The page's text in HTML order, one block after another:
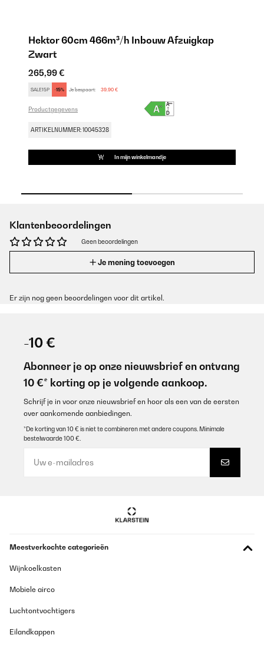
Hektor 60cm 466m³/h Inbouw Afzuigkap
Zwart
265,99 €
SALE15P -15% Je bespaart: 39,90 €
Productgegevens
ARTIKELNUMMER: 10045328
In mijn winkelmandje
Klantenbeoordelingen
Geen beoordelingen
Je mening toevoegen
Er zijn nog geen beoordelingen voor dit artikel.
-10 €
Abonneer je op onze nieuwsbrief en ontvang
10 €* korting op je volgende aankoop.
Schrijf je in voor onze nieuwsbrief en hoor als een van de eersten
over aankomende aanbiedingen.
*De korting van 10 € is niet te combineren met andere coupons. Minimale
bestelwaarde 100 €.
Meestverkochte categorieën
Wijnkoelkasten
Mobiele airco
Luchtontvochtigers
Eilandkappen